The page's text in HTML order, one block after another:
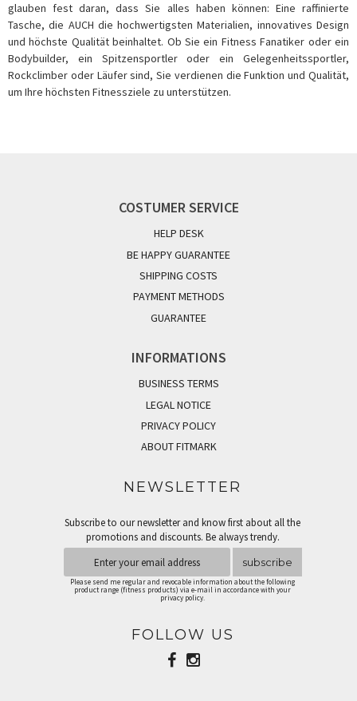
glauben fest daran, dass Sie alles haben können: Eine raffinierte
Tasche, die AUCH die hochwertigsten Materialien, innovatives Design
und höchste Qualität beinhaltet. Ob Sie ein Fitness Fanatiker oder ein
Bodybuilder, ein Spitzensportler oder ein Gelegenheitssportler,
Rockclimber oder Läufer sind, Sie verdienen die Funktion und Qualität,
um Ihre höchsten Fitnessziele zu unterstützen.
COSTUMER SERVICE
HELP DESK
BE HAPPY GUARANTEE
SHIPPING COSTS
PAYMENT METHODS
GUARANTEE
INFORMATIONS
BUSINESS TERMS
LEGAL NOTICE
PRIVACY POLICY
ABOUT FITMARK
NEWSLETTER
Subscribe to our newsletter and know first about all the
promotions and discounts. Be always trendy.
subscribe
Please send me regular and revocable information about the following
product range (fitness products) via e-mail in accordance with your
privacy policy.
FOLLOW US